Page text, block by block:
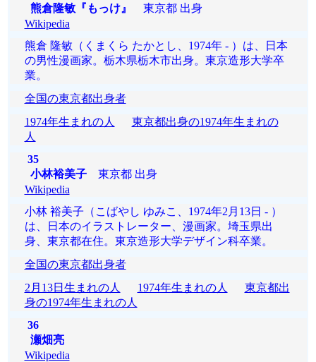
熊倉隆敏『もっけ』
東京都 出身
Wikipedia
熊倉 隆敏（くまくら たかとし、1974年 - ）は、日本
の男性漫画家。栃木県栃木市出身。東京造形大学卒
業。
全国の東京都出身者
1974年生まれの人
東京都出身の1974年生まれの
人
35
小林裕美子東京都 出身
Wikipedia
小林 裕美子（こばやし ゆみこ、1974年2月13日 - ）
は、日本のイラストレーター、漫画家。埼玉県出
身、東京都在住。東京造形大学デザイン科卒業。
全国の東京都出身者
2月13日生まれの人
1974年生まれの人
東京都出
身の1974年生まれの人
36
瀬畑亮
Wikipedia